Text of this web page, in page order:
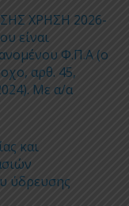
ΧΡΗΣΗ 2026-
είναι
Φ.Π.Α (ο
αρθ. 45,
Με α/α
και
ύδρευσης